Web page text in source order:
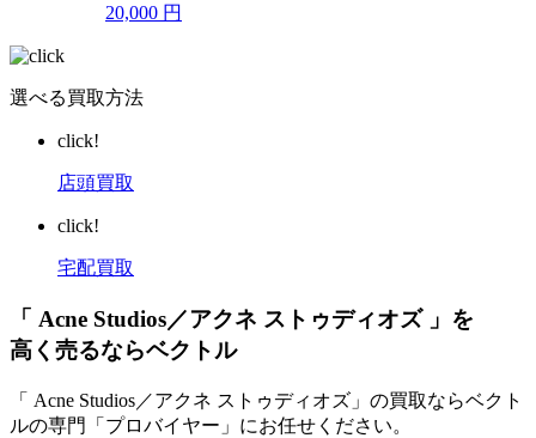
20,000 円
選べる買取方法
click!
店頭買取
click!
宅配買取
「 Acne Studios／アクネ ストゥディオズ 」を
高く売るならベクトル
「 Acne Studios／アクネ ストゥディオズ」の買取ならベクト
ルの専門「プロバイヤー」にお任せください。